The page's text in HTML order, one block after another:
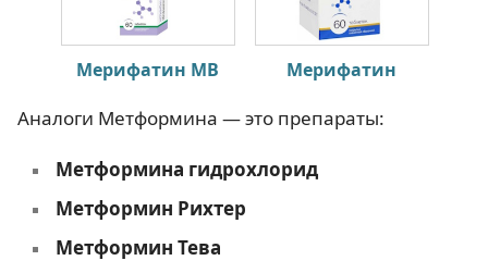
Мерифатин МВ Мерифатин
Аналоги Метформина — это препараты:
Метформина гидрохлорид
Метформин Рихтер
Метформин Тева